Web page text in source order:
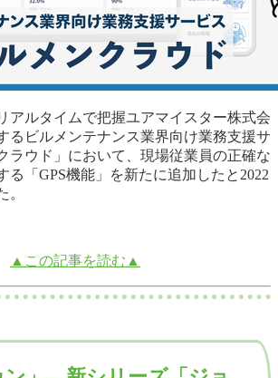
アルタイムで把握ユアマイスター株式会
るビルメンテナンス業界向け業務支援サ
ラウド」において、現場従業員の正確な
る「GPS機能」を新たに追加したと2022
。
▲この記事を読む▲